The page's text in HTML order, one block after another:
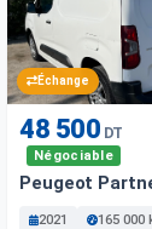
Échange
48 500 DT
Négociable
Peugeot
2021
165 000